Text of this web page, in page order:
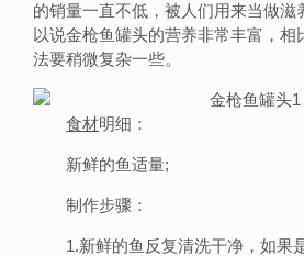
的销量一直不低，被人们用来当做滋
以说金枪鱼罐头的营养非常丰富，相
法要稍微复杂一些。
食材明细：
新鲜的鱼适量;
制作步骤：
1.新鲜的鱼反复清洗干净，如果